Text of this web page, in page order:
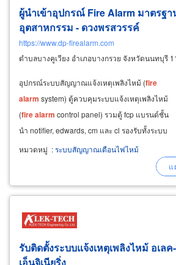
ผู้นำเข้าอุปกรณ์ FireAlarm มาตรฐา
อุตสาหกรรม - ดวงพรสวรรค์
https://www.dp-firealarm.com
ตำบลบางคูเวียง อำเภอบางกรวย จังหวัดนนทบุรี
อุปกรณ์ระบบสัญญาณแจ้งเหตุเพลิงไหม้ (fire
alarm system) ตู้ควบคุมระบบแจ้งเหตุเพลิงไหม้
(firealarm control panel) รวมตู้ fcp แบรนด์ชั้น
นำ notifier, edwards, cm และ cl รองรับทั้งระบบ
addressable และ conventional สต๊อกแน่น พร้อม
ส่งด่วนทั่วไทย เอกสารครบจบในที่เดียว ระบบ
หมวดหมู่ :ระบบสัญญาณเตือนไฟไหม้
รับติดตั้งระบบแจ้งเหตุเพลิงไหม้ อเลค
เอ็นจิเนียริ่ง